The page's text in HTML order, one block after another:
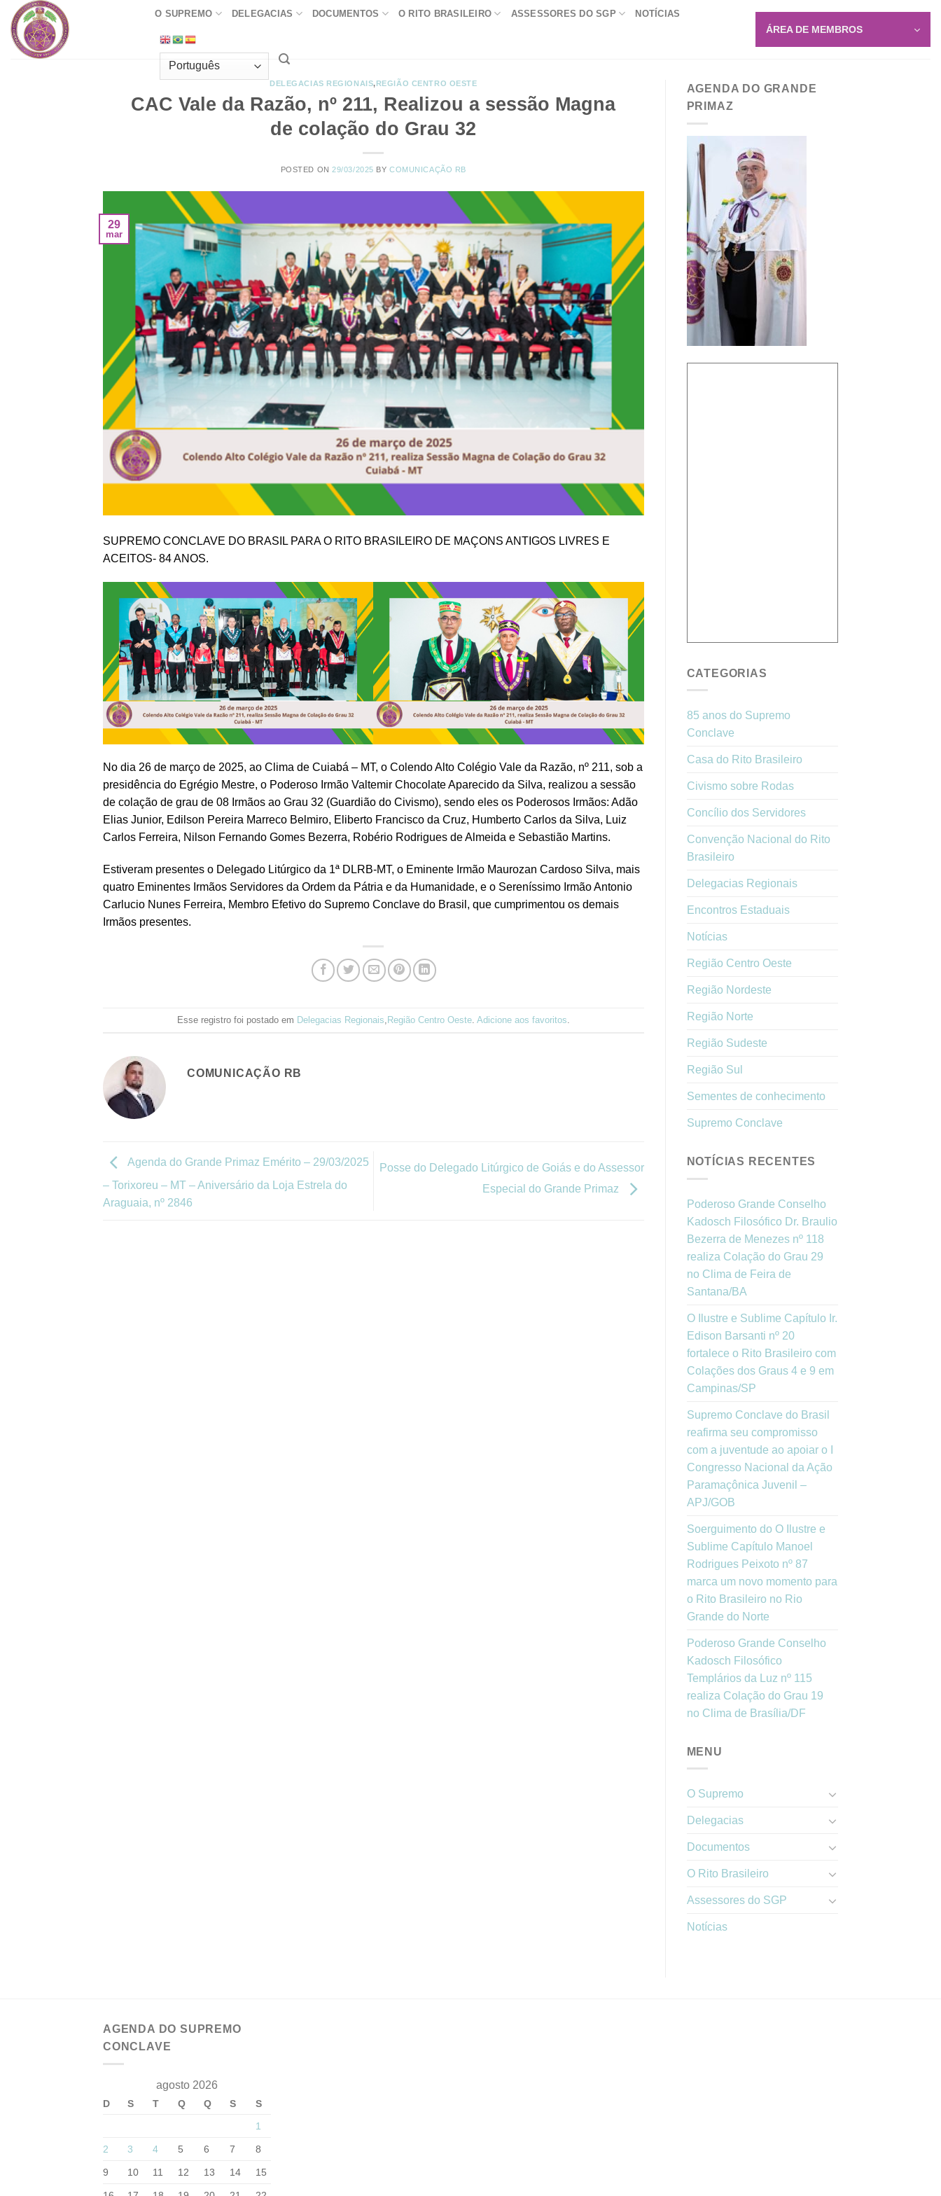
Skip
content
O SUPREMO DELEGACIAS DOCUMENTOS O RITO BRASILEIRO ASSESSORES DO SGP NOTÍCIAS
ÁREA DE MEMBROS
DELEGACIAS REGIONAIS,REGIÃO CENTRO OESTE
CAC Vale da Razão, nº 211, Realizou a sessão Magna
de colação do Grau 32
POSTED ON29/03/2025 BYCOMUNICAÇÃO RB
29
mar
SUPREMO CONCLAVE DO BRASIL PARA O RITO BRASILEIRO DE MAÇONS ANTIGOS LIVRES E
ACEITOS- 84 ANOS.
No dia 26 de março de 2025, ao Clima de Cuiabá – MT, o Colendo Alto Colégio Vale da Razão, nº 211, sob a
presidência do Egrégio Mestre, o Poderoso Irmão Valtemir Chocolate Aparecido da Silva, realizou a sessão
de colação de grau de 08 Irmãos ao Grau 32 (Guardião do Civismo), sendo eles os Poderosos Irmãos: Adão
Elias Junior, Edilson Pereira Marreco Belmiro, Eliberto Francisco da Cruz, Humberto Carlos da Silva, Luiz
Carlos Ferreira, Nilson Fernando Gomes Bezerra, Robério Rodrigues de Almeida e Sebastião Martins.
Estiveram presentes o Delegado Litúrgico da 1ª DLRB-MT, o Eminente Irmão Maurozan Cardoso Silva, mais
quatro Eminentes Irmãos Servidores da Ordem da Pátria e da Humanidade, e o Sereníssimo Irmão Antonio
Carlucio Nunes Ferreira, Membro Efetivo do Supremo Conclave do Brasil, que cumprimentou os demais
Irmãos presentes.
Esse registro foi postado em Delegacias Regionais Região Centro Oeste. Adicione aos favoritos
COMUNICAÇÃO RB
Agenda do Grande Primaz Emérito – 29/03/2025
– Torixoreu – MT – Aniversário da Loja Estrela do
Araguaia, nº 2846
Posse do Delegado Litúrgico de Goiás e do Assessor
Especial do Grande Primaz
AGENDA DO GRANDE
PRIMAZ
CATEGORIAS
85 anos do Supremo
Conclave
Casa do Rito Brasileiro
Civismo sobre Rodas
Concílio dos Servidores
Convenção Nacional do Rito
Brasileiro
Delegacias Regionais
Encontros Estaduais
Notícias
Região Centro Oeste
Região Nordeste
Região Norte
Região Sudeste
Região Sul
Sementes de conhecimento
Supremo Conclave
NOTÍCIAS RECENTES
Poderoso Grande Conselho
Kadosch Filosófico Dr. Braulio
Bezerra de Menezes nº 118
realiza Colação do Grau 29
no Clima de Feira de
Santana/BA
O Ilustre e Sublime Capítulo Ir.
Edison Barsanti nº 20
fortalece o Rito Brasileiro com
Colações dos Graus 4 e 9 em
Campinas/SP
Supremo Conclave do Brasil
reafirma seu compromisso
com a juventude ao apoiar o I
Congresso Nacional da Ação
Paramaçônica Juvenil –
APJ/GOB
Soerguimento do O Ilustre e
Sublime Capítulo Manoel
Rodrigues Peixoto nº 87
marca um novo momento para
o Rito Brasileiro no Rio
Grande do Norte
Poderoso Grande Conselho
Kadosch Filosófico
Templários da Luz nº 115
realiza Colação do Grau 19
no Clima de Brasília/DF
MENU
O Supremo
Delegacias
Documentos
O Rito Brasileiro
Assessores do SGP
Notícias
AGENDA DO SUPREMO
CONCLAVE
agosto 2026
D S T Q Q S
S
1
2 3 4 5 6 7 8
9 10 11 12 13 14 15